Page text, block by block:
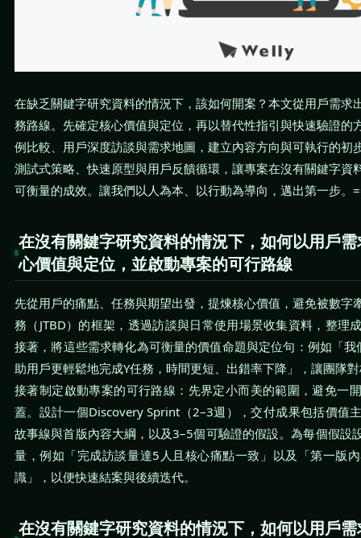
在缺乏關鍵字研究資料的情況下，該如何開案？本文從用戶需求
務路線。先確定核心價值與定位，再以替代性指引與快速驗證的
例比較、用戶深度訪談與需求地圖，建立內容方向與可執行的初
測試式策略、快速原型與用戶反饋循環，讓專案在沒有關鍵字資
可衡量的成效。讓我們以人為本、以行動為導向，邁出第一步。
在沒有關鍵字研究資料的情況下，如何以用戶
心價值與定位，並啟動專案的可行路線
先從用戶的痛點、任務與期望出發，提煉核心價值，避免被數字
務（JTBD）的框架，透過訪談與日常使用場景收集資料，整理
接著，將這些需求轉化為可衡量的價值命題與定位句：例如「
助用戶更輕鬆地完成Y任務，時間更短、出錯率下降」，讓團隊
接著制定啟動專案的可行路線：先界定小而美的範圍，避免一
蓋。設計一個Discovery Sprint（2–3週），交付成果包括價值
故事線與首版內容大綱，以及3–5個可驗證的假設。為每個假設
量，例如「完成訪談量達5人且核心痛點一致」以及「第一版
識」，以便快速結案與後續迭代。
在沒有關鍵字研究資料的情況下，如何以用戶